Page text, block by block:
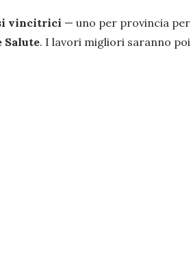
vincitrici — uno per provincia
Salute. I lavori migliori saranno